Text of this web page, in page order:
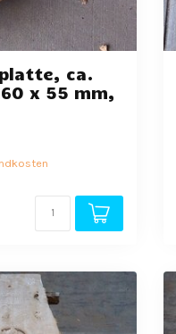
ca.
x 55 mm,